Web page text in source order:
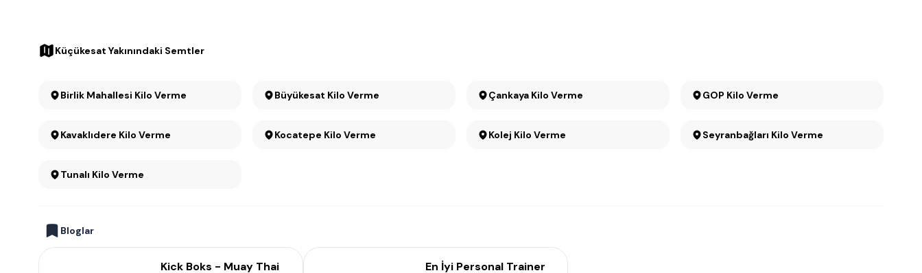
Küçükesat Yakınındaki Semtler
Birlik Mahallesi Kilo Verme Büyükesat Kilo Verme Çankaya Kilo Verme GOP Kilo Verme
Kavaklıdere Kilo Verme Kocatepe Kilo Verme Kolej Kilo Verme Seyranbağları Kilo Verme
Tunalı Kilo Verme
Bloglar
Kick Boks - Muay Thai
En İyi Personal Trainer